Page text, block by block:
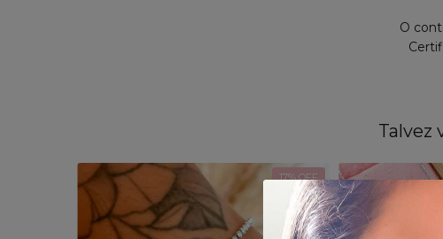
O
Talvez
17% OFF